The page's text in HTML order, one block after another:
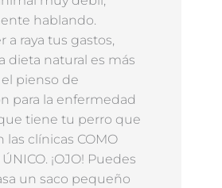
hablando.
a raya tus gastos,
dieta natural es más
pienso de
para la enfermedad
tiene tu perro que
las clínicas COMO
¡OJO! Puedes
un saco pequeño